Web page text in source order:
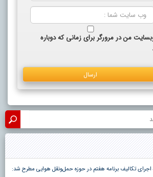
من در مرورگر برای زمانی که دوباره
تکالیف برنامه هفتم در حوزه حمل‌ونقل هوایی مطرح شد: